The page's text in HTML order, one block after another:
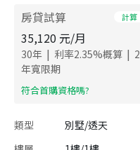
房貸試算 計算
35,120 元/月
30年 | 利率2.35%概算 | 2
年寬限期
​符合首購資格嗎?
類型 別墅/透天